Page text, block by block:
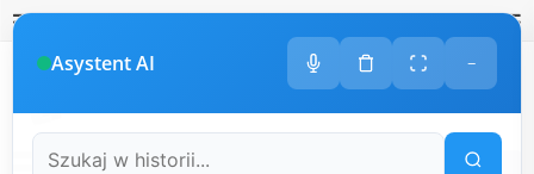
Polski
+48533 413 005
menu
menu
Asystent AI −
menu